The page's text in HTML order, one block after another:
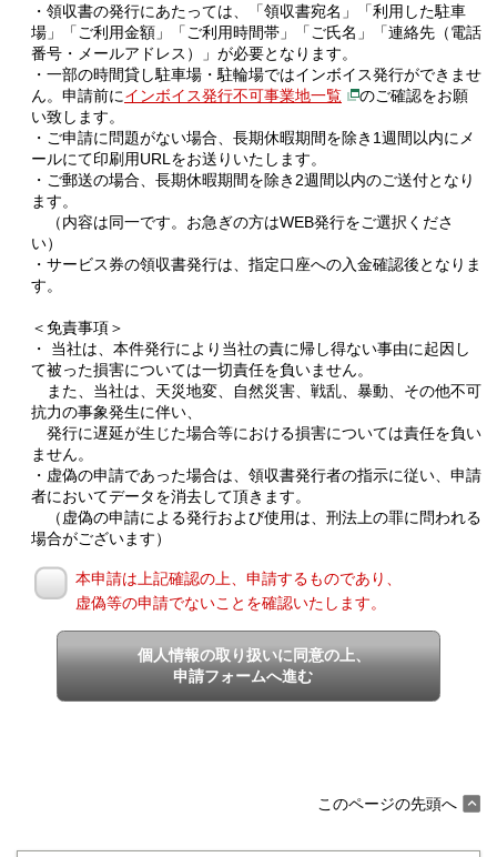
・領収書の発行にあたっては、「領収書宛名」「利用した駐車
場」「ご利用金額」「ご利用時間帯」「ご氏名」「連絡先（電話
番号・メールアドレス）」が必要となります。
・一部の時間貸し駐車場・駐輪場ではインボイス発行ができませ
ん。申請前にインボイス発行不可事業地一覧
のご確認をお願
い致します。
・ご申請に問題がない場合、長期休暇期間を除き1週間以内にメ
ールにて印刷用URLをお送りいたします。
・ご郵送の場合、長期休暇期間を除き2週間以内のご送付となり
ます。
（内容は同一です。お急ぎの方はWEB発行をご選択くださ
い）
・サービス券の領収書発行は、指定口座への入金確認後となりま
す。
＜免責事項＞
・ 当社は、本件発行により当社の責に帰し得ない事由に起因し
て被った損害については一切責任を負いません。
また、当社は、天災地変、自然災害、戦乱、暴動、その他不可
抗力の事象発生に伴い、
発行に遅延が生じた場合等における損害については責任を負い
ません。
・虚偽の申請であった場合は、領収書発行者の指示に従い、申請
者においてデータを消去して頂きます。
（虚偽の申請による発行および使用は、刑法上の罪に問われる
場合がございます）
本申請は上記確認の上、申請するものであり、
虚偽等の申請でないことを確認いたします。
個人情報の取り扱いに同意の上、
申請フォームへ進む
このページの先頭へ